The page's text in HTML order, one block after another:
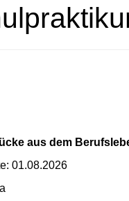
aus dem
01.08.2026